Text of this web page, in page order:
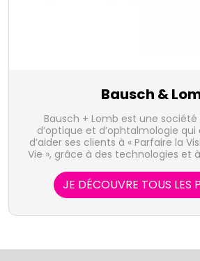
Bausch &
Bausch + Lomb est une
d’optique et d’ophtalmologie
d’aider ses clients à « Parfaire la
Vie », grâce à des technologies et
JE DÉCOUVRE TOUS LES